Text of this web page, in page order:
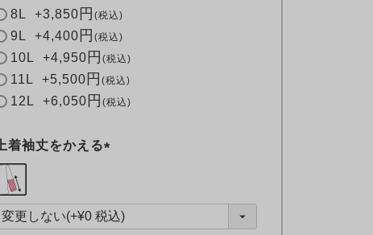
8L +3,850 税込
9L +4,400 税込
10L +4,950 税込
11L +5,500 税込
12L +6,050 税込
上着袖丈をかえる
須
)